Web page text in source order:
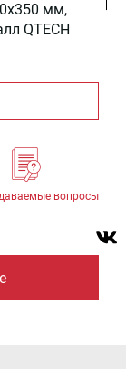
мм,
QTECH
вопросы